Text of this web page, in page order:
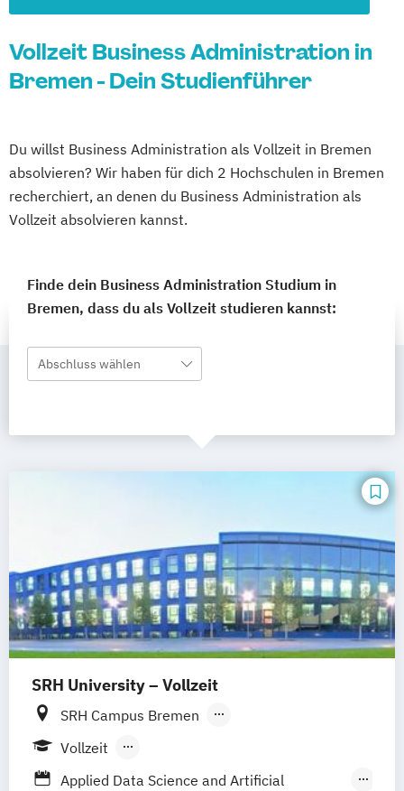
Vollzeit Business Administration in
Bremen - Dein Studienführer
Du willst Business Administration als Vollzeit in Bremen
absolvieren? Wir haben für dich 2 Hochschulen in Bremen
recherchiert, an denen du Business Administration als
Vollzeit absolvieren kannst.
Finde dein Business Administration Studium in
Bremen, dass du als Vollzeit studieren kannst:
Abschluss wählen
SRH University – Vollzeit
SRH Campus Bremen
SRH Campus Heidelberg
Vollzeit
Berufsbegleitendes Präsenzstudium
Applied Data Science and Artificial